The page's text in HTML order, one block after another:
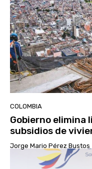
COLOMBIA
Gobierno elimina
subsidios de
Jorge Mario Pérez Bustos